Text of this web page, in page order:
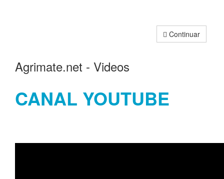
Continuar
Agrimate.net - Videos
CANAL YOUTUBE